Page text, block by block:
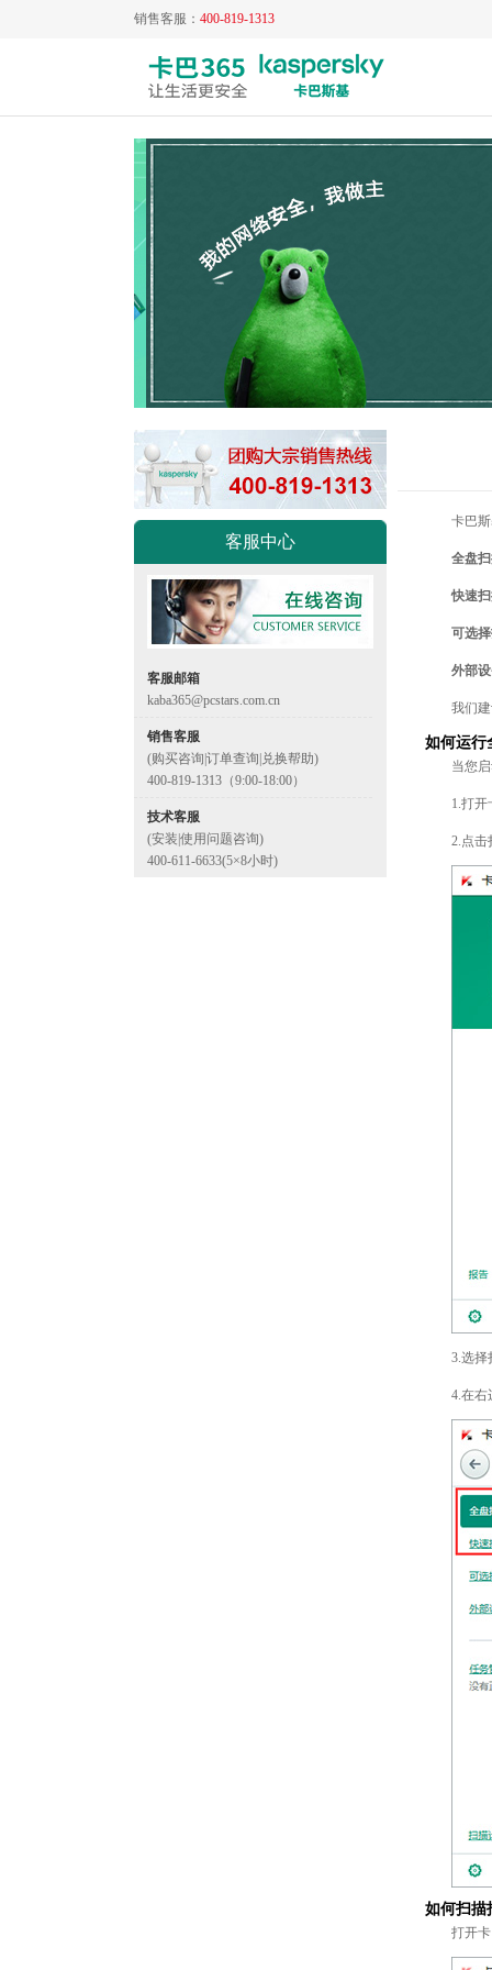
销售客服： 400-819-1313
客服中心
客服邮箱
kaba365@pcstars.com.cn
销售客服
(购买咨询|订单查询|兑换帮助)
400-819-1313（9:00-18:00）
技术客服
(安装|使用问题咨询)
400-611-6633(5×8小时)
卡巴
全盘
快速
可选
外部
我们
如何运行
当您
1.打开
2.点击
3.选择
4.在右
如何扫描
打开